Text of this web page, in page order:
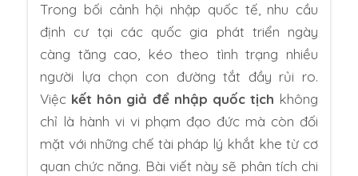
Trong bối cảnh hội nhập quốc tế, nhu cầu
định cư tại các quốc gia phát triển ngày
càng tăng cao, kéo theo tình trạng nhiều
người lựa chọn con đường tắt đầy rủi ro.
Việc kết hôn giả để nhập quốc tịch không
chỉ là hành vi vi phạm đạo đức mà còn đối
mặt với những chế tài pháp lý khắt khe từ cơ
quan chức năng. Bài viết này sẽ phân tích chi